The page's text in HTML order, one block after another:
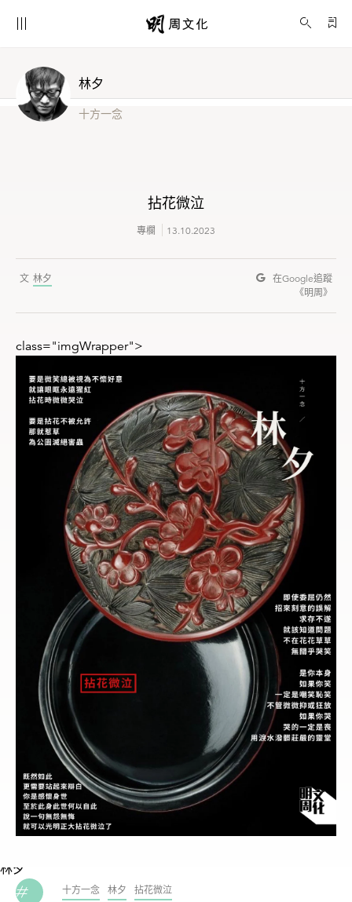
拈花微泣
林夕
十方一念
拈花微泣
專欄 13.10.2023
林夕 在Google追蹤
《明周》
class="imgWrapper">
林夕
十方一念 林夕 拈花微泣